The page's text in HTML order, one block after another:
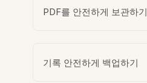
PDF를 안전하게 보관하기
기록 안전하게 백업하기